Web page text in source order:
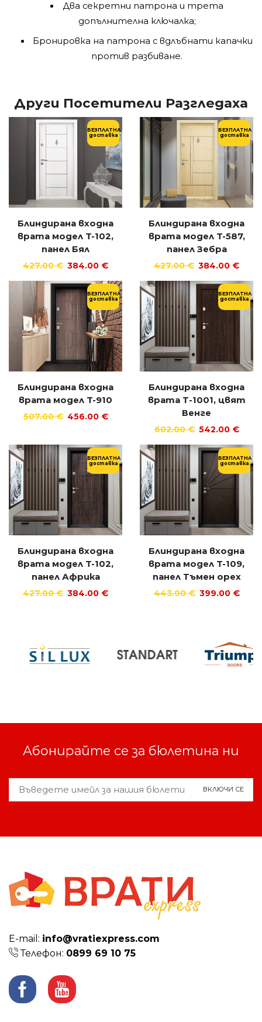
Два секретни патрона и трета
допълнителна ключалка;
Бронировка на патрона с вдлъбнати капачки
против разбиване.
Други Посетители Разгледаха
БЕЗПЛАТНА
доставка
Блиндирана входна
врата модел T-102,
панел Бял
427.00€ 384.00 €
БЕЗПЛАТНА
доставка
Блиндирана входна
врата модел T-587,
панел Зебра
427.00€ 384.00 €
БЕЗПЛАТНА
доставка
Блиндирана входна
врата модел T-910
507.00€ 456.00 €
БЕЗПЛАТНА
доставка
Блиндирана входна
врата Т-1001, цвят
Венге
602.00€ 542.00 €
БЕЗПЛАТНА
доставка
Блиндирана входна
врата модел T-102,
панел Африка
427.00€ 384.00 €
БЕЗПЛАТНА
доставка
Блиндирана входна
врата модел T-109,
панел Тъмен орех
443.00€ 399.00 €
Абонирайте се за бюлетина ни
Е-mail: info@vratiexpress.com
Телефон: 0899 69 10 75
Facebook
Youtube